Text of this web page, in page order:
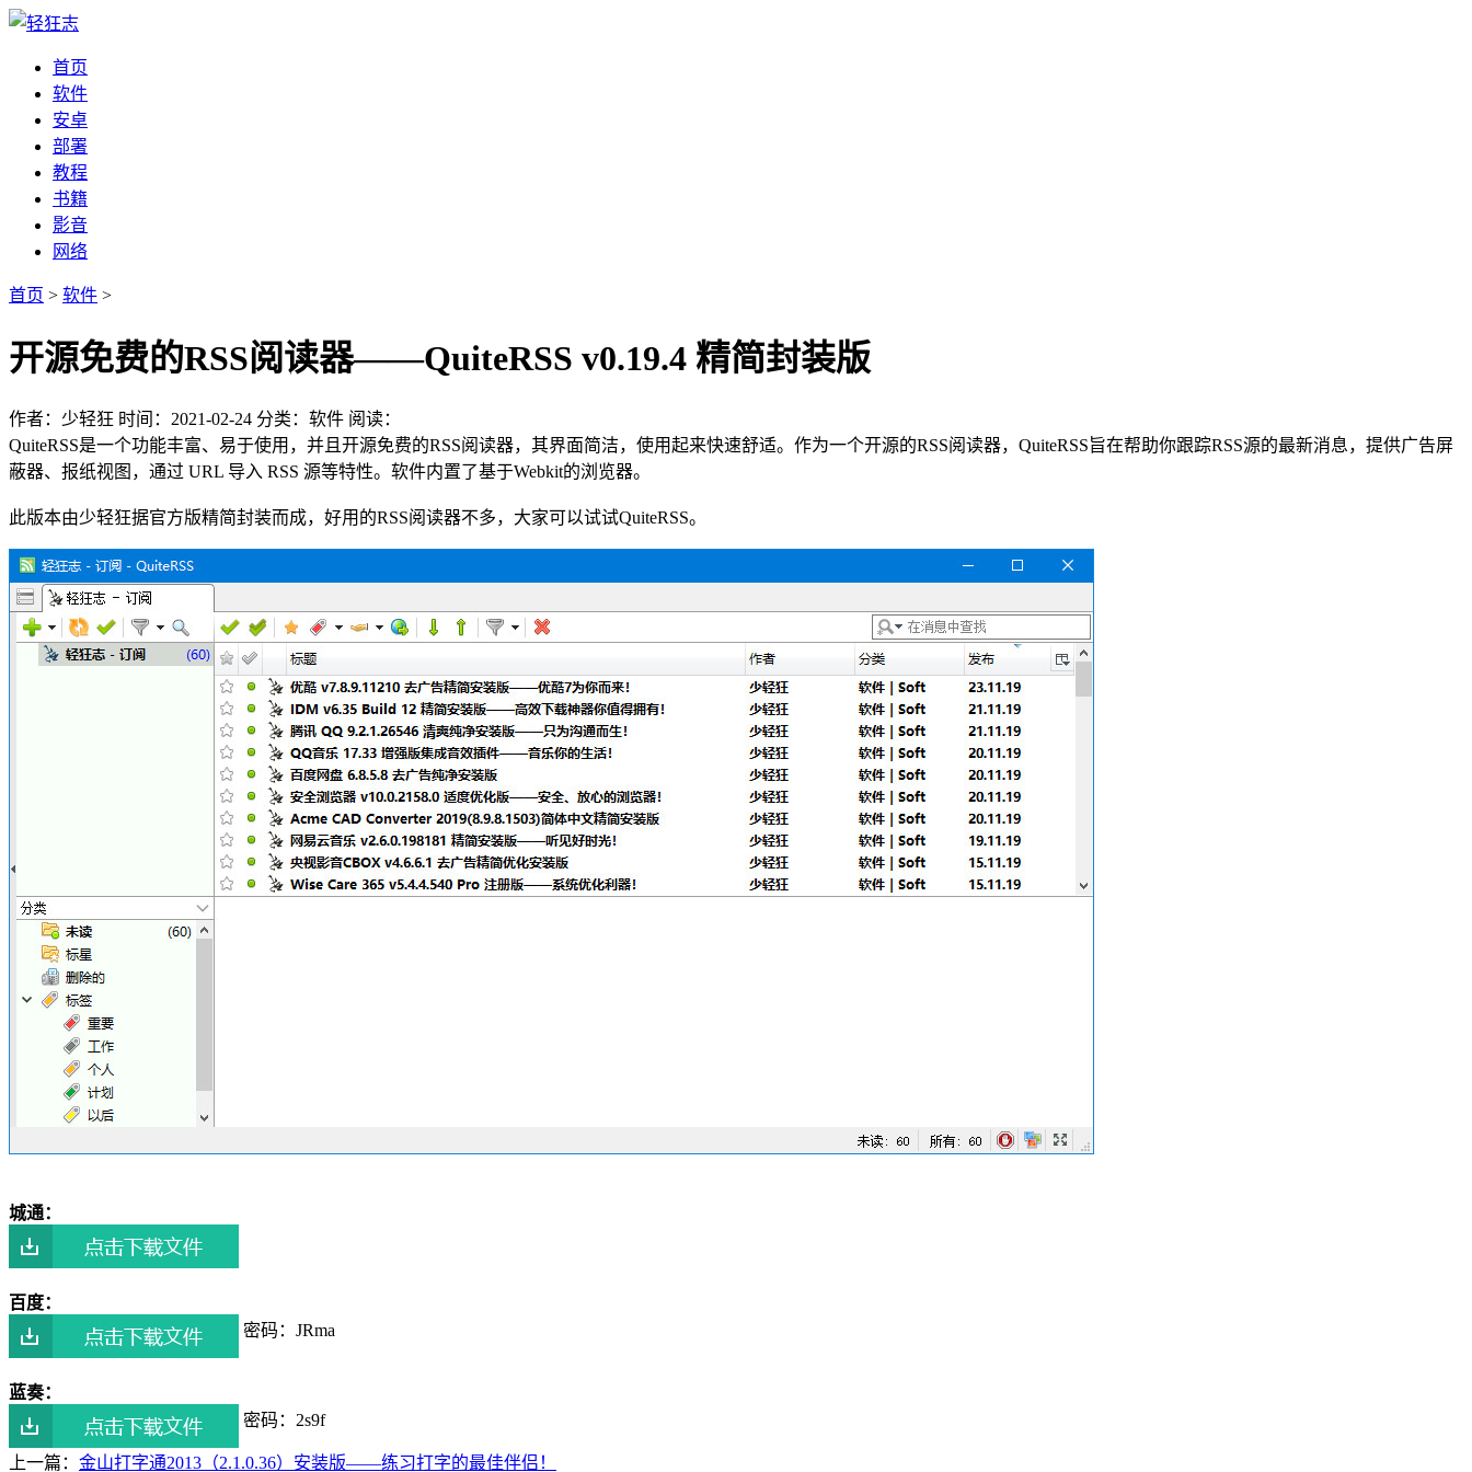
首页
软件
安卓
部署
教程
书籍
影音
网络
首页 > 软件 >
开源免费的RSS阅读器——QuiteRSS v0.19.4 精简封装版
作者：少轻狂 时间：2021-02-24 分类：软件 阅读：
QuiteRSS是一个功能丰富、易于使用，并且开源免费的RSS阅读器，其界面简洁，使用起来快速舒适。作为一个开源的RSS阅读器，QuiteRSS旨在帮助你跟踪RSS源的最新消息，提供广告屏
蔽器、报纸视图，通过 URL 导入 RSS 源等特性。软件内置了基于Webkit的浏览器。
此版本由少轻狂据官方版精简封装而成，好用的RSS阅读器不多，大家可以试试QuiteRSS。
城通：
百度：
密码：JRma
蓝奏：
密码：2s9f
上一篇： 金山打字通2013（2.1.0.36）安装版——练习打字的最佳伴侣！